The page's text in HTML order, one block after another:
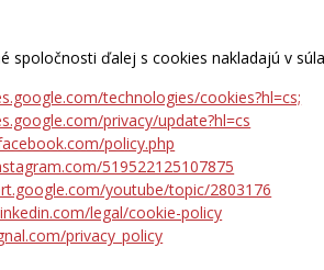
spoločnosti ďalej s cookies nakladajú v
technologies/cookies?hl=cs;
privacy/update?hl=cs
policy.php
519522125107875
youtube/topic/2803176
legal/cookie-policy
privacy_policy